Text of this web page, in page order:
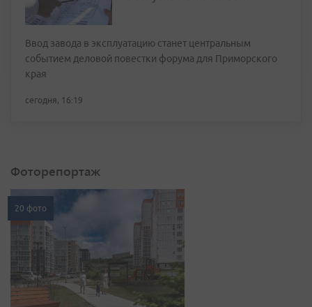
Ввод завода в эксплуатацию станет центральным
событием деловой повестки форума для Приморского
края
сегодня, 16:19
Фоторепортаж
20 фото